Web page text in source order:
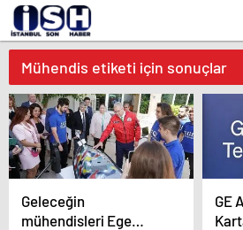
Mühendis etiketi için sonuçlar
Geleceğin
mühendisleri Ege
GE